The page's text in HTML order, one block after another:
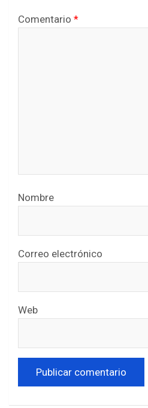
Comentario *
Nombre
Correo electrónico
Web